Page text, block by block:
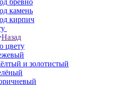
бревно
камень
кирпич
Назад
цвету
и золотистый